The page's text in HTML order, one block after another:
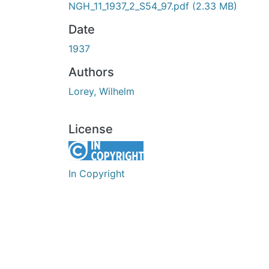
NGH_11_1937_2_S54_97.pdf (2.33 MB)
Date
1937
Authors
Lorey, Wilhelm
License
In Copyright